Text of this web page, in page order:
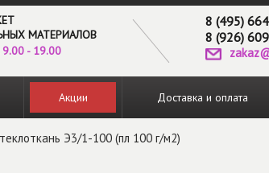
МАТЕРИАЛОВ
- 19.00
8 (495)
8 (926)
Акции Доставка и оплата
Э3/1-100 (пл 100 г/м2)